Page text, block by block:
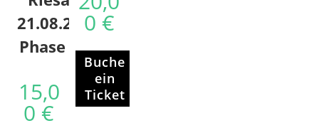
21.08.26
Phase 3
15,0
0 €
0 €
Buche
ein
Ticket